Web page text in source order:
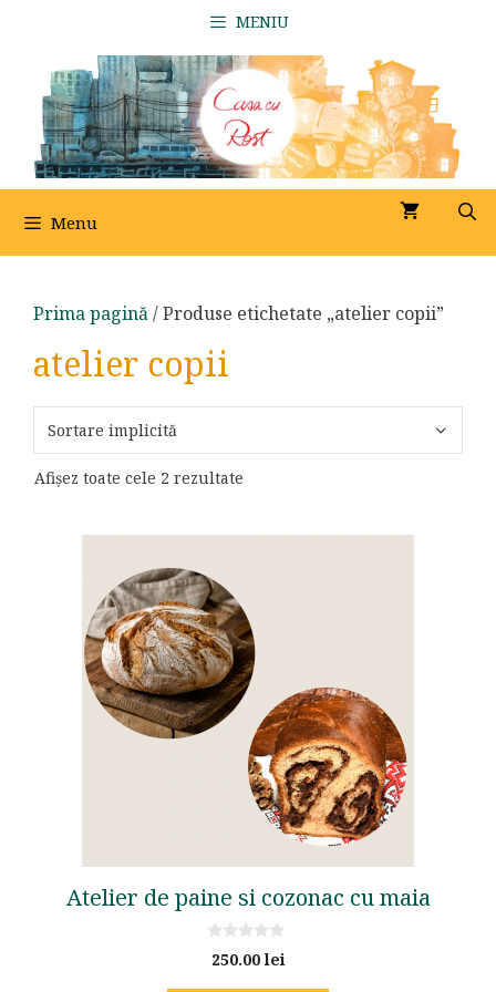
conținut
MENIU
Menu
Prima pagină/ Produse etichetate „atelier copii”
atelier copii
Afișez toate cele 2 rezultate
Atelier de paine si cozonac cu maia
0
o250.00lei